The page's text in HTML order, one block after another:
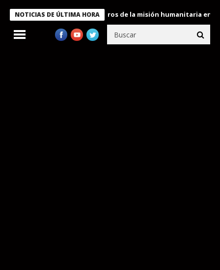
NOTICIAS DE ÚLTIMA HORA
Bukele condecora a miembros de la misión humanitaria enviada